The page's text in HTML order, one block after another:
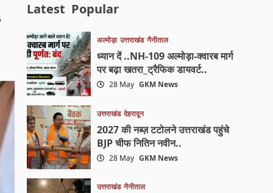
Latest Popular
अल्मोड़ा उत्तराखंड नैनीताल
ध्यान दें ..NH-109 अल्मोड़ा-क्वारब मार्ग
पर बढ़ा खतरा_ट्रैफिक डायवर्ट..
28 May GKM News
उत्तराखंड देहरादून
2027 की नब्ज़ टटोलने उत्तराखंड पहुंचे
BJP चीफ नितिन नवीन..
28 May GKM News
उत्तराखंड नैनीताल